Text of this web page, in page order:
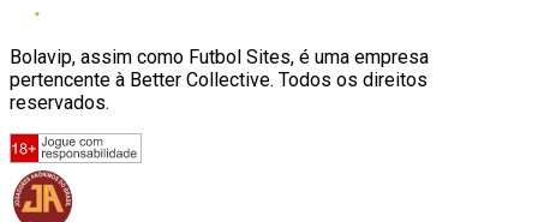
Bolavip, assim como Futbol Sites, é uma empresa
pertencente à Better Collective. Todos os direitos
reservados.